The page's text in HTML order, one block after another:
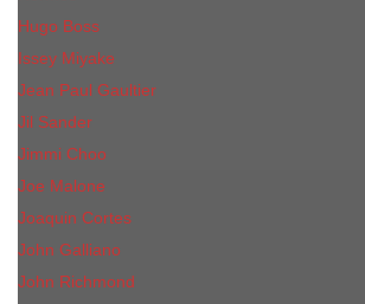
Hugo Boss
Issey Miyake
Jean Paul Gaultier
Jil Sander
Jimmi Choo
Jое Malоnе
Joaquin Cortes
John Galliano
John Richmond